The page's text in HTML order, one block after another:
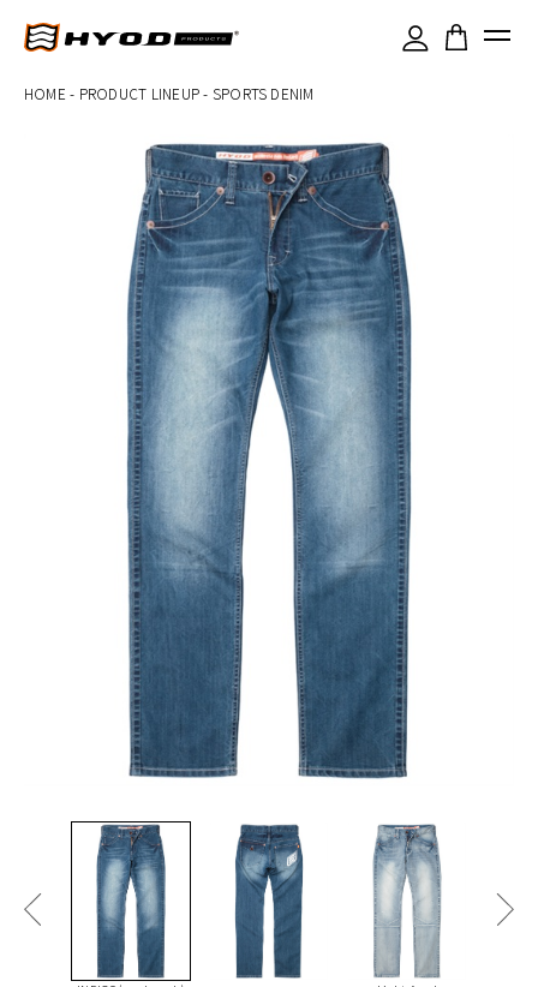
HOME - PRODUCT LINEUP- SPORTS DENIM ×